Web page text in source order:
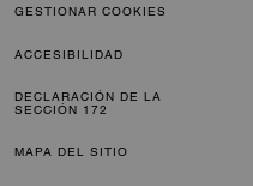
GESTIONAR COOKIES
ACCESIBILIDAD
DECLARACIÓN DE LA
SECCIÓN 172
MAPA DEL SITIO